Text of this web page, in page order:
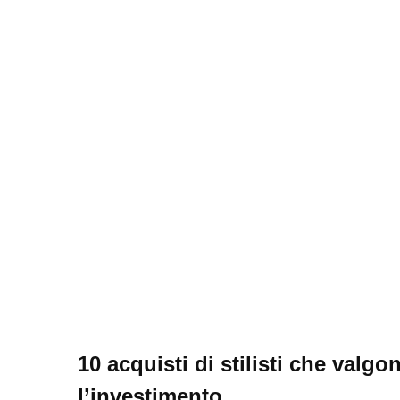
10 acquisti di stilisti che